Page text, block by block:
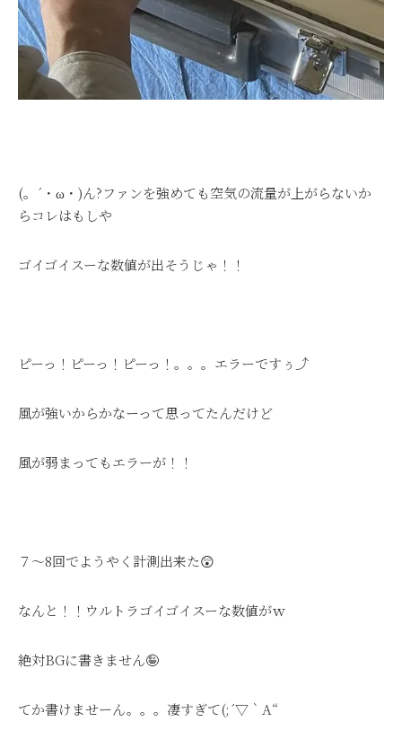
(。´・ω・)ん?ファンを強めても空気の流量が上がらないか
らコレはもしや
ゴイゴイスーな数値が出そうじゃ！！
ピーっ！ピーっ！ピーっ！。。。エラーですぅ⤴
風が強いからかなーって思ってたんだけど
風が弱まってもエラーが！！
７～8回でようやく計測出来た😲
なんと！！ウルトラゴイゴイスーな数値がｗ
絶対BGに書きません🤪
てか書けませーん。。。凄すぎて(;´▽｀A“